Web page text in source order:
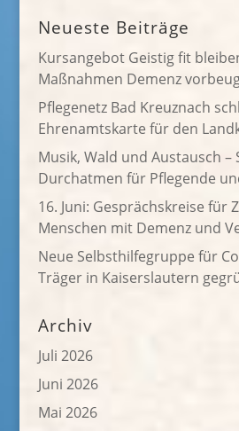
Neueste Beiträge
Kursangebot Geistig fit
Maßnahmen Demenz
Pflegenetz Bad Kreuznach
Ehrenamtskarte für den
Musik, Wald und Austausch –
Durchatmen für Pflegende
16. Juni: Gesprächskreise für
Menschen mit Demenz und
Neue Selbsthilfegruppe für
Träger in Kaiserslautern
Archiv
Juli 2026
Juni 2026
Mai 2026